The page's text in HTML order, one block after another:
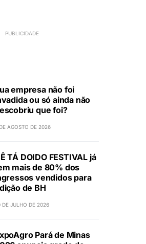
empresa não foi
ou só ainda não
que foi?
AGOSTO DE 2026
TÁ DOIDO FESTIVAL já
mais de 80% dos
vendidos para
de BH
DE JULHO DE 2026
Pará de Minas